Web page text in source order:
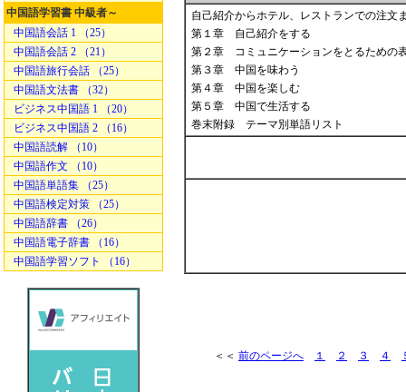
中国語学習書 中級者～
中国語会話 1 （25）
中国語会話 2 （21）
中国語旅行会話 （25）
中国語文法書 （32）
ビジネス中国語 1 （20）
ビジネス中国語 2 （16）
中国語読解 （10）
中国語作文 （10）
中国語単語集 （25）
中国語検定対策 （25）
中国語辞書 （26）
中国語電子辞書 （16）
中国語学習ソフト （16）
自己紹介からホテル、レストランでの注文
第１章 自己紹介をする
第２章 コミュニケーションをとるための
第３章 中国を味わう
第４章 中国を楽しむ
第５章 中国で生活する
巻末附録 テーマ別単語リスト
＜＜ 前のページへ １ ２ ３ ４